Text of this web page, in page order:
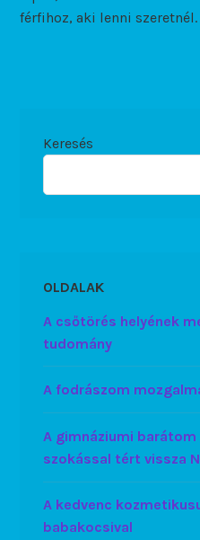
férfihoz, aki lenni szeretnél.
Keresés
OLDALAK
A csőtörés helyének
tudomány
A fodrászom
A gimnáziumi
szokással tért vissza
A kedvenc
babakocsival